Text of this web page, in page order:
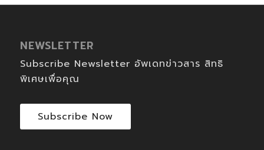
NEWSLETTER
Subscribe Newsletter อัพเดทข่าวสาร สิทธิ
พิเศษเพื่อคุณ
Subscribe Now